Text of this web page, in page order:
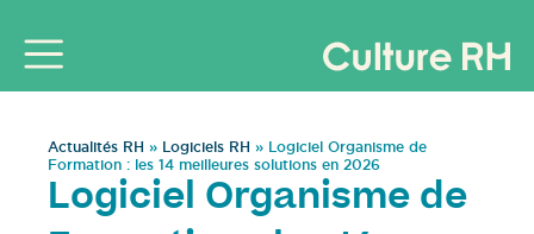
Actualités RH » Logiciels RH » Logiciel Organisme de
Formation : les 14 meilleures solutions en 2026
Logiciel Organisme de